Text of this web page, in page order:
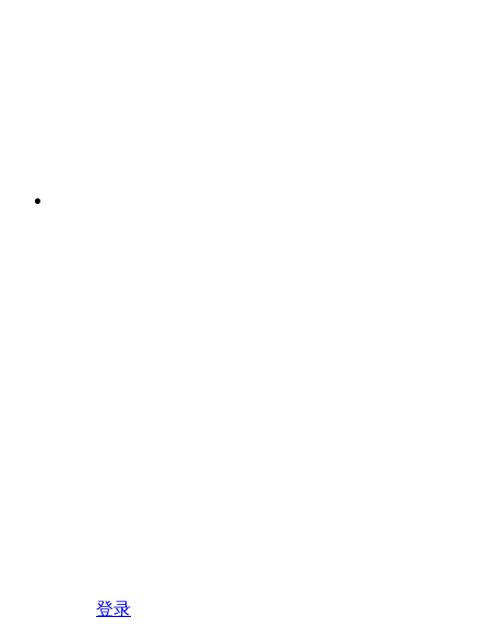
登录